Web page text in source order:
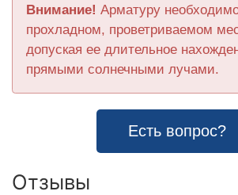
Внимание! Арматуру
прохладном, проветриваемом
допуская ее длительное
прямыми солнечными лучами.
Есть вопрос?
Отзывы